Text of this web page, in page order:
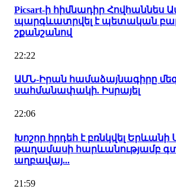
Picsart-ի հիմնադիր Հովհաննես
պարգևատրվել է պետական
շքանշանով
22:22
ԱՄՆ-Իրան համաձայնագիրը մեզ
սահմանափակի. Իսրայել
22:06
Խոշոր հրդեհ է բռնկվել Երևանի
թաղամասի հարևանությամբ
աղբավայ...
21:59